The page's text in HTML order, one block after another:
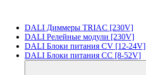
DALI Диммеры TRIAC [230V]
DALI Релейные модули [230V]
DALI Блоки питания CV [12-24V]
DALI Блоки питания CC [8-52V]